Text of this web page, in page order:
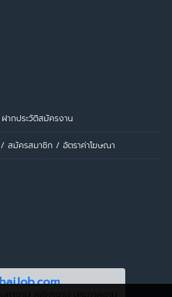
ฝากประวัติสมัครงาน
/ สมัครสมาชิก / อัตราค่าโฆษณา